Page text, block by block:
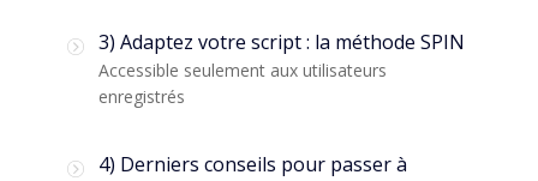
3) Adaptez votre script : la méthode SPIN
Accessible seulement aux utilisateurs
enregistrés
4) Derniers conseils pour passer à